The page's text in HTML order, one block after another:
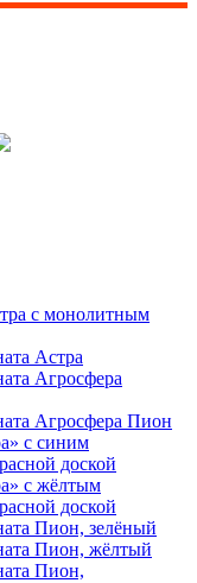
с монолитным
Астра
Агросфера
Агросфера Пион
с синим
доской
с жёлтым
доской
Пион, зелёный
Пион, жёлтый
Пион,